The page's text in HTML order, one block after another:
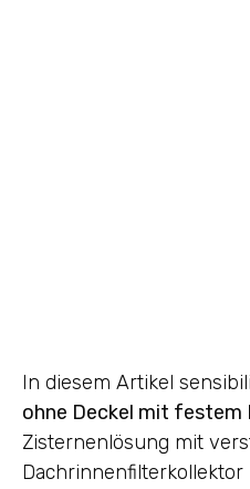
In diesem Artikel
ohne Deckel mit festem
Zisternenlösung mit